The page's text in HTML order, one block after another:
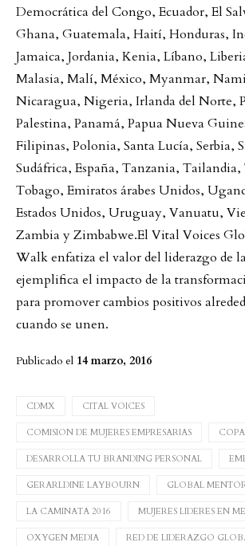
Democrática del Congo, Ecuador, El
Ghana, Guatemala, Haití, Honduras,
Jamaica, Jordania, Kenia, Líbano,
Malasia, Malí, México, Myanmar,
Nicaragua, Nigeria, Irlanda del Norte,
Palestina, Panamá, Papua Nueva
Filipinas, Polonia, Santa Lucía, Serbia,
Sudáfrica, España, Tanzania,
Tobago, Emiratos árabes Unidos,
Estados Unidos, Uruguay, Vanuatu,
Zambia y Zimbabwe.El Vital Voices
Walk enfatiza el valor del liderazgo de
ejemplifica el impacto de la
para promover cambios positivos
cuando se unen.
Publicado el 14 marzo, 2016
CDMX CITAL VOICES
COMISION DE MUJERES EMPRESARIAS
DESARROLLA TU BRANDING PERSONAL
GERARLDINE LAYBOURN GLOBAL
LA CAMINATA 2016 MUJERES LIDERES EN
OXYGEN MEDIA RED DE LIDERAZGO